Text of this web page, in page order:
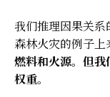
我们推理因果关
森林火灾的例子上
燃料和火源。但我
权重。